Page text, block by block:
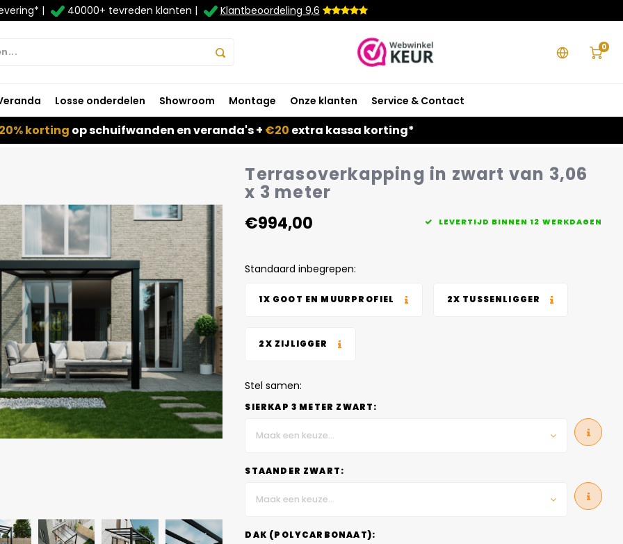
| 40000+ tevreden klanten | Klantbeoordeling 9,6
0
Losse onderdelen Showroom Montage Onze klanten Service & Contact
korting op schuifwanden en veranda's + €20 extra kassa korting*
Terrasoverkapping in zwart van 3,06
x 3 meter
€994,00 LEVERTIJD BINNEN 12 WERKDAGEN
Standaard inbegrepen:
1X GOOT EN MUURPROFIEL 2X TUSSENLIGGER
2X ZIJLIGGER
Stel samen:
SIERKAP 3 METER ZWART:
Maak een keuze...
STAANDER ZWART:
Maak een keuze...
DAK (POLYCARBONAAT):